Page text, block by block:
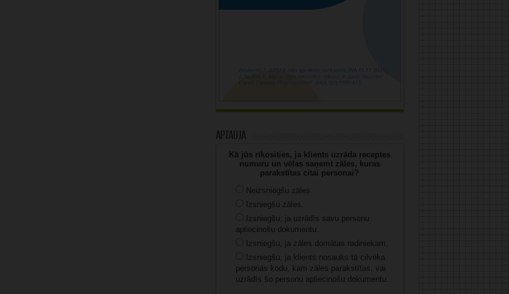
Aptauja
Kā jūs rīkosities, ja klients uzrāda receptes
numuru un vēlas saņemt zāles, kuras
parakstītas citai personai?
Neizsniegšu zāles.
Izsniegšu zāles.
Izsniegšu, ja uzrādīs savu personu
apliecinošu dokumentu.
Izsniegšu, ja zāles domātas radiniekam.
Izsniegšu, ja klients nosauks tā cilvēka
personas kodu, kam zāles parakstītas, vai
uzrādīs šo personu apliecinošu dokumentu.